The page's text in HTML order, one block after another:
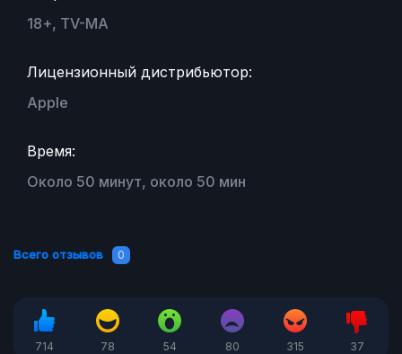
18+, TV-MA
Лицензионный дистрибьютор:
Apple
Время:
Около 50 минут, около 50 мин
Всего отзывов 0
714 78 54 80 315 37